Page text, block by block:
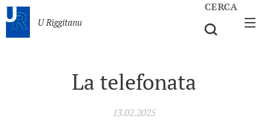
U Riggitanu
CERCA
La telefonata
13.02.2025